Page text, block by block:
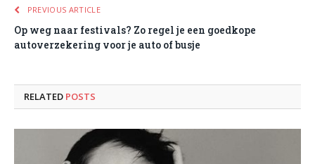
PREVIOUS ARTICLE
Op weg naar festivals? Zo regel je een goedkope
autoverzekering voor je auto of busje
RELATED POSTS